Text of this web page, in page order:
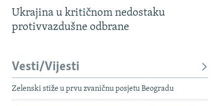
Ukrajina u kritičnom nedostaku
protivvazdušne odbrane
Vesti/Vijesti
Zelenski stiže u prvu zvaničnu posjetu Beogradu